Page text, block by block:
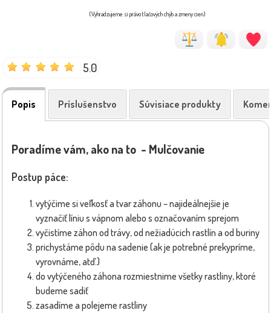
(Vyhradzujeme si právo tlačových chýb a zmeny cien)
5.0
Popis Príslušenstvo Súvisiace produkty
Poradíme vám, ako na to - Mulčovanie
Postup páce:
vytýčime si veľkosť a tvar záhonu – najideálnejšie je
vyznačiť líniu s vápnom alebo s označovaním sprejom
vyčistíme záhon od trávy, od nežiadúcich rastlín a od buriny
prichystáme pôdu na sadenie (ak je potrebné prekypríme,
vyrovnáme, atď.)
do vytýčeného záhona rozmiestnime všetky rastliny, ktoré
budeme sadiť
zasadíme a polejeme rastliny